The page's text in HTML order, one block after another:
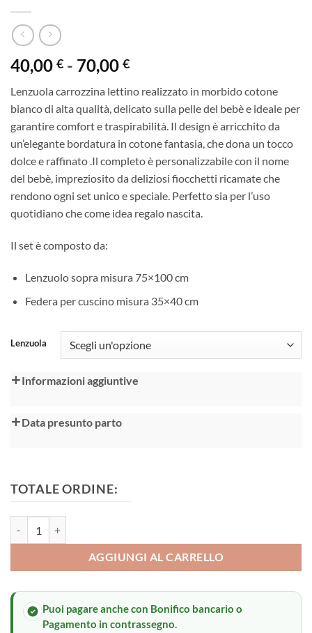
40,00 € - 70,00 €Fascia
prezzo:
da
40,00 €
a
70,00 €
Lenzuola carrozzina lettino realizzato in morbido cotone
bianco di alta qualità, delicato sulla pelle del bebè e ideale per
garantire comfort e traspirabilità. Il design è arricchito da
un’elegante bordatura in cotone fantasia, che dona un tocco
dolce e raffinato .Il completo è personalizzabile con il nome
del bebè, impreziosito da deliziosi fiocchetti ricamate che
rendono ogni set unico e speciale. Perfetto sia per l’uso
quotidiano che come idea regalo nascita.
Il set è composto da:
Lenzuolo sopra misura 75×100 cm
Federa per cuscino misura 35×40 cm
Lenzuola
Informazioni aggiuntive
Data presunto parto
TOTALE ORDINE:
AGGIUNGI AL CARRELLO
Alternative:
Puoi pagare anche con Bonifico bancario o
Pagamento in contrassegno.